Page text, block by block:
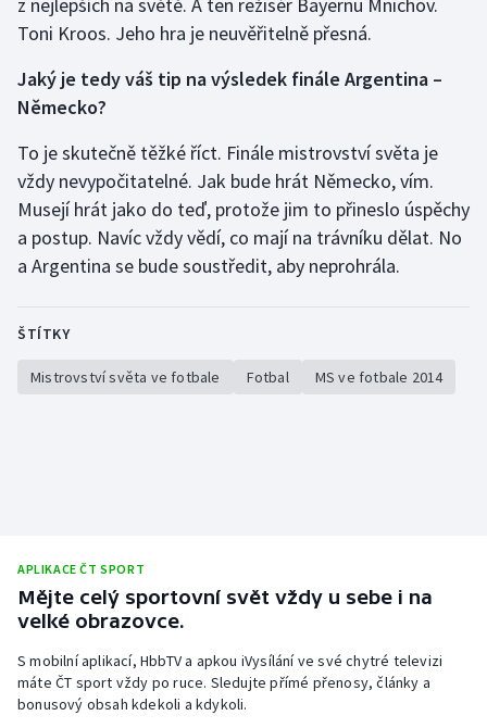
z nejlepších na světě. A ten režisér Bayernu Mnichov.
Toni Kroos. Jeho hra je neuvěřitelně přesná.
Jaký je tedy váš tip na výsledek finále Argentina –
Německo?
To je skutečně těžké říct. Finále mistrovství světa je
vždy nevypočitatelné. Jak bude hrát Německo, vím.
Musejí hrát jako do teď, protože jim to přineslo úspěchy
a postup. Navíc vždy vědí, co mají na trávníku dělat. No
a Argentina se bude soustředit, aby neprohrála.
ŠTÍTKY
Mistrovství světa ve fotbale Fotbal MS ve fotbale 2014
APLIKACE ČT SPORT
Mějte celý sportovní svět vždy u sebe i na
velké obrazovce.
S mobilní aplikací, HbbTV a apkou iVysílání ve své chytré televizi
máte ČT sport vždy po ruce. Sledujte přímé přenosy, články a
bonusový obsah kdekoli a kdykoli.